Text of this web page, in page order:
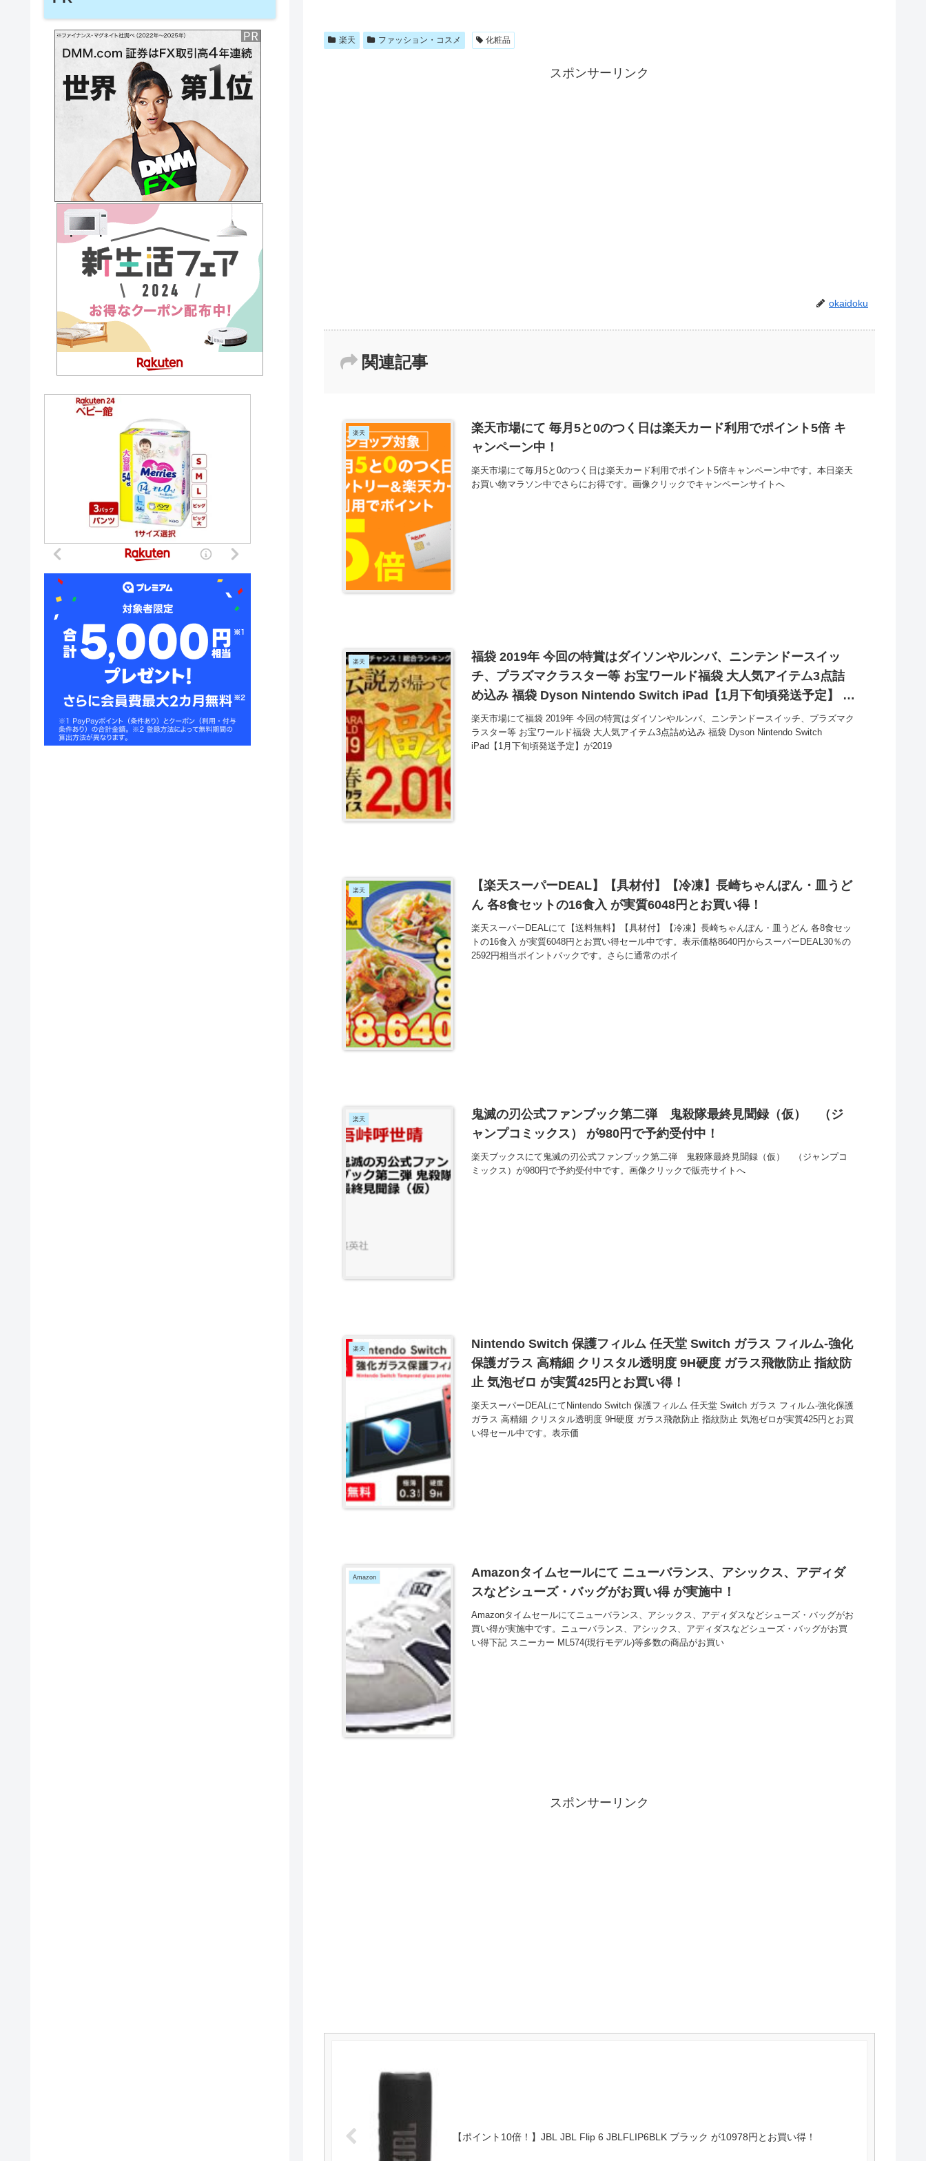
楽天 ファッション・コスメ 化粧品
スポンサーリンク
okaidoku
関連記事
楽天
楽天市場にて 毎月5と0のつく日は楽天カード利用でポイント5倍 キ
ャンペーン中！
楽天市場にて毎月5と0のつく日は楽天カード利用でポイント5倍キャンペーン中です。本日楽天
お買い物マラソン中でさらにお得です。画像クリックでキャンペーンサイトへ
楽天
福袋 2019年 今回の特賞はダイソンやルンバ、ニンテンドースイッ
チ、プラズマクラスター等 お宝ワールド福袋 大人気アイテム3点詰
め込み 福袋 Dyson Nintendo Switch iPad【1月下旬頃発送予定】 が
2019円＋送料995円とお買い得！
楽天市場にて福袋 2019年 今回の特賞はダイソンやルンバ、ニンテンドースイッチ、プラズマク
ラスター等 お宝ワールド福袋 大人気アイテム3点詰め込み 福袋 Dyson Nintendo Switch
iPad【1月下旬頃発送予定】が2019
楽天
【楽天スーパーDEAL】【具材付】【冷凍】長崎ちゃんぽん・皿うど
ん 各8食セットの16食入 が実質6048円とお買い得！
楽天スーパーDEALにて【送料無料】【具材付】【冷凍】長崎ちゃんぽん・皿うどん 各8食セッ
トの16食入 が実質6048円とお買い得セール中です。表示価格8640円からスーパーDEAL30％の
2592円相当ポイントバックです。さらに通常のポイ
楽天
鬼滅の刃公式ファンブック第二弾 鬼殺隊最終見聞録（仮） （ジ
ャンプコミックス） が980円で予約受付中！
楽天ブックスにて鬼滅の刃公式ファンブック第二弾 鬼殺隊最終見聞録（仮） （ジャンプコ
ミックス）が980円で予約受付中です。画像クリックで販売サイトへ
楽天
Nintendo Switch 保護フィルム 任天堂 Switch ガラス フィルム-強化
保護ガラス 高精細 クリスタル透明度 9H硬度 ガラス飛散防止 指紋防
止 気泡ゼロ が実質425円とお買い得！
楽天スーパーDEALにてNintendo Switch 保護フィルム 任天堂 Switch ガラス フィルム-強化保護
ガラス 高精細 クリスタル透明度 9H硬度 ガラス飛散防止 指紋防止 気泡ゼロが実質425円とお買
い得セール中です。表示価
Amazon
Amazonタイムセールにて ニューバランス、アシックス、アディダ
スなどシューズ・バッグがお買い得 が実施中！
Amazonタイムセールにてニューバランス、アシックス、アディダスなどシューズ・バッグがお
買い得が実施中です。ニューバランス、アシックス、アディダスなどシューズ・バッグがお買
い得下記 スニーカー ML574(現行モデル)等多数の商品がお買い
スポンサーリンク
【ポイント10倍！】JBL JBL Flip 6 JBLFLIP6BLK ブラック が10978円とお買い得！